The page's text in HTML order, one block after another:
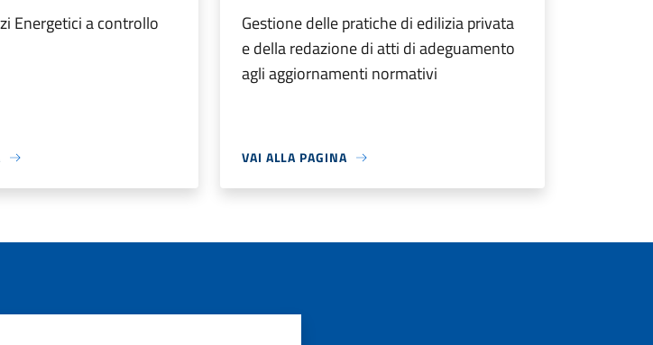
Energetici a controllo
Gestione delle pratiche di edilizia privata
e della redazione di atti di adeguamento
agli aggiornamenti normativi
VAI ALLA PAGINA